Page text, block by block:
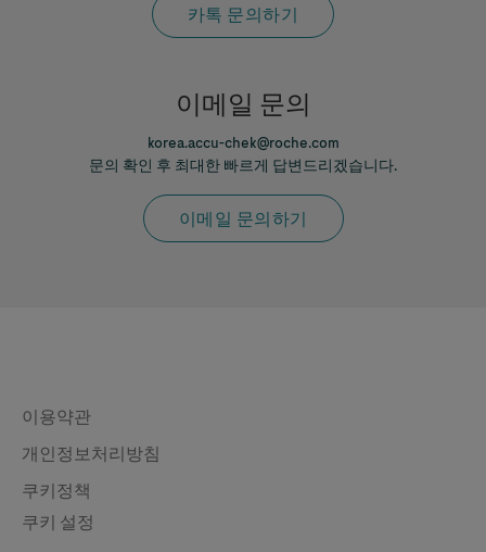
카톡 문의하기
이메일 문의
korea.accu-chek@roche.com
문의 확인 후 최대한 빠르게 답변드리겠습니다.
이메일 문의하기
Legal & Privacy
이용약관
개인정보처리방침
쿠키정책
쿠키 설정